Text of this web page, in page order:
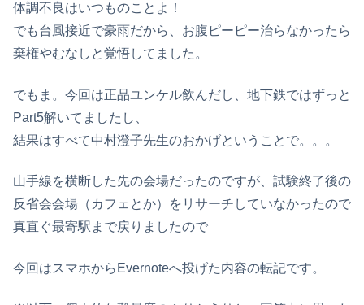
体調不良はいつものことよ！
でも台風接近で豪雨だから、お腹ピーピー治らなかったら
棄権やむなしと覚悟してました。
でもま。今回は正品ユンケル飲んだし、地下鉄ではずっと
Part5解いてましたし、
結果はすべて中村澄子先生のおかげということで。。。
山手線を横断した先の会場だったのですが、試験終了後の
反省会会場（カフェとか）をリサーチしていなかったので
真直ぐ最寄駅まで戻りましたので
今回はスマホからEvernoteへ投げた内容の転記です。